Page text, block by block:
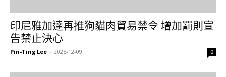
印尼雅加達再推狗貓肉貿易禁令 增加罰則宣
告禁止決心
Pin-Ting Lee - 2025-12-09 0